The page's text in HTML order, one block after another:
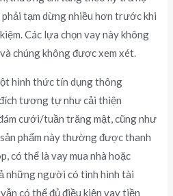
tạm dừng nhiều hơn trước khi
Các lựa chọn vay này không
chúng không được xem xét.
hình thức tín dụng thông
tương tự như cải thiện
cưới/tuần trăng mật, cũng như
phẩm này thường được thanh
có thể là vay mua nhà hoặc
những người có tình hình tài
có thể đủ điều kiện vay tiền